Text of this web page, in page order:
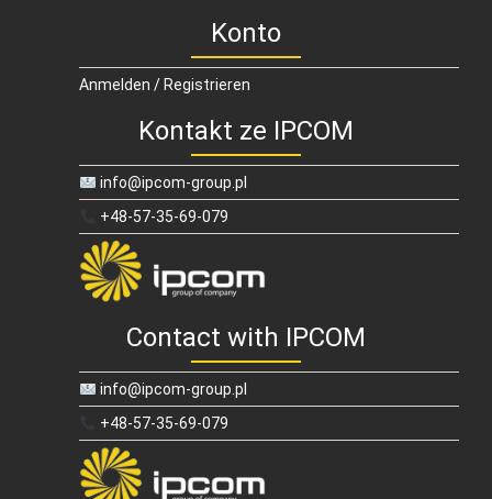
Konto
Anmelden / Registrieren
Kontakt ze IPCOM
info@ipcom-group.pl
+48-57-35-69-079
Contact with IPCOM
info@ipcom-group.pl
+48-57-35-69-079